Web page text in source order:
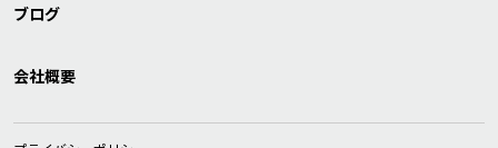
ブログ
会社概要